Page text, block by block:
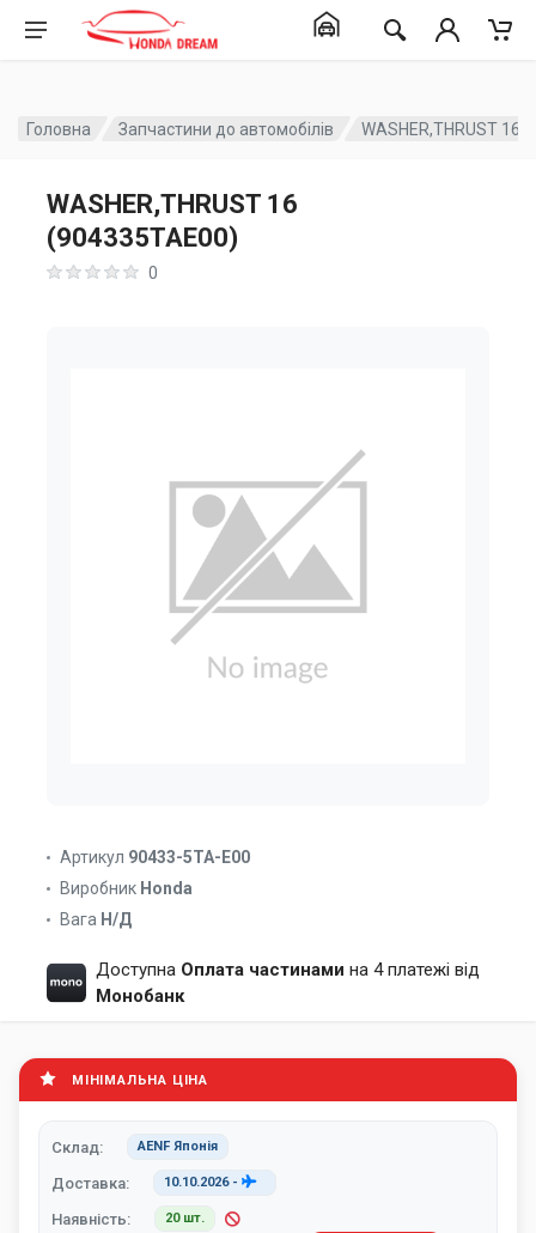
Головна Запчастини до автомобілів WASHER,THRUST 16
WASHER,THRUST 16
(904335TAE00)
0
Артикул 90433-5TA-E00
Виробник Honda
Вага Н/Д
Доступна Оплата частинами на 4 платежі від
Монобанк
МІНІМАЛЬНА ЦІНА
Склад: AENF Японія
Доставка: 10.10.2026-
Наявність: 20 шт.